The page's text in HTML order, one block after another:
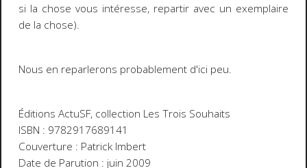
si la chose vous intéresse, repartir avec un exemplaire
de la chose).
Nous en reparlerons probablement d'ici peu.
Éditions ActuSF, collection Les Trois Souhaits
ISBN : 9782917689141
Couverture : Patrick Imbert
Date de Parution : juin 2009